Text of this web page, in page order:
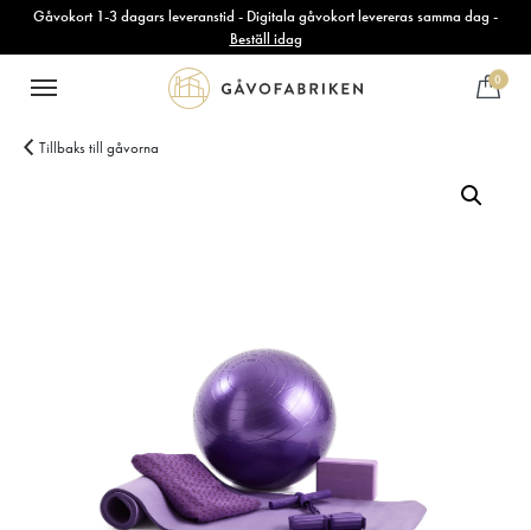
Gåvokort 1-3 dagars leveranstid - Digitala gåvokort levereras samma dag -
Beställ idag
0
Tillbaks till gåvorna